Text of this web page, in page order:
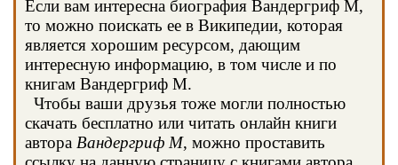
Если вам интересна биография Вандергриф М,
то можно поискать ее в Википедии, которая
является хорошим ресурсом, дающим
интересную информацию, в том числе и по
книгам Вандергриф М.
Чтобы ваши друзья тоже могли полностью
скачать бесплатно или читать онлайн книги
автора Вандергриф М, можно проставить